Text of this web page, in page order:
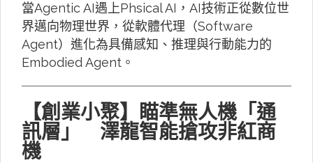
當Agentic AI遇上Phsical AI，AI技術正從數位世
界邁向物理世界，從軟體代理（Software
Agent）進化為具備感知、推理與行動能力的
Embodied Agent。
【創業小聚】瞄準無人機「通
訊層」 澤龍智能搶攻非紅商
機